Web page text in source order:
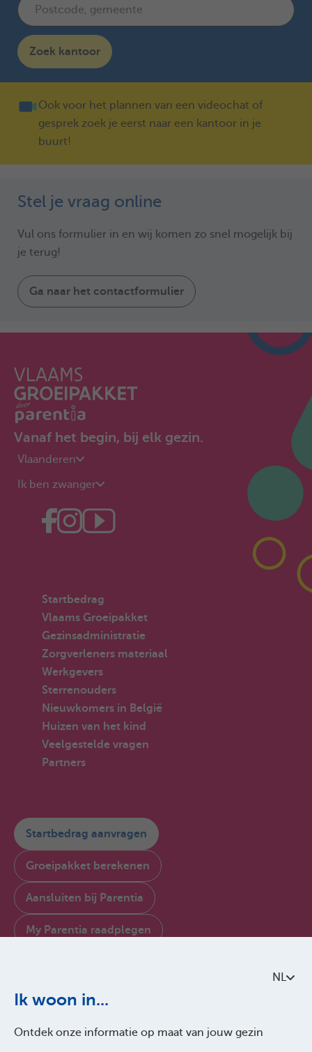
NL
Ik woon in...
Ontdek onze informatie op maat van jouw gezin
Zoek kantoor
Ook voor het plannen van een videochat of
gesprek zoek je eerst naar een kantoor in je
buurt!
Stel je vraag online
Vul ons formulier in en wij komen zo snel mogelijk bij
je terug!
Ga naar het contactformulier
Vanaf het begin, bij elk gezin.
Vlaanderen
Ik ben zwanger
Startbedrag
Vlaams Groeipakket
Gezinsadministratie
Zorgverleners materiaal
Werkgevers
Sterrenouders
Nieuwkomers in België
Huizen van het kind
Veelgestelde vragen
Partners
Startbedrag aanvragen
Groeipakket berekenen
Aansluiten bij Parentia
My Parentia raadplegen
Over Parentia